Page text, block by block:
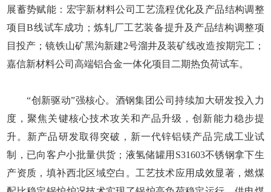
展蓄势赋能：宏宇新材料公司工艺流程优化及产品结构调整
项目B线试车成功；炼轧厂工艺装备提升及产品结构调整项
目投产；镜铁山矿黑沟新建2号溜井及装矿线改造按期完工；
嘉信新材料公司高端铝合金一体化项目二期热负荷试车。
“创新驱动”强核心。酒钢集团公司持续加大研发投入力
度，聚焦关键核心技术攻关和产品升级，创新能力稳步提
升。新产品研发取得突破，新一代锌铝镁产品完成工业试
制，已向客户小批量供货；液氢储罐用S31603不锈钢拿下生
产资质，填补西北区域空白。工艺技术应用成效显著，燃煤